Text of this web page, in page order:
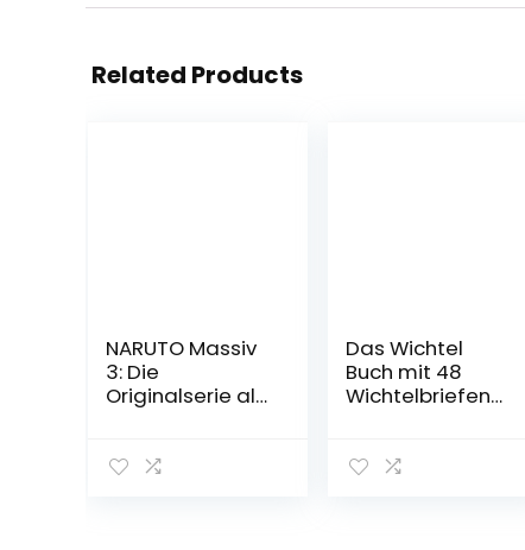
Related Products
NARUTO Massiv
3: Die
Originalserie als
sgabe! (3)
Das Wichtel
Buch mit 48
Wichtelbriefen
Für die